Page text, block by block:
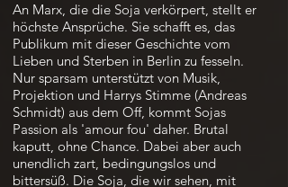
An Marx, die die Soja verkörpert, stellt er
höchste Ansprüche. Sie schafft es, das
Publikum mit dieser Geschichte vom
Lieben und Sterben in Berlin zu fesseln.
Nur sparsam unterstützt von Musik,
Projektion und Harrys Stimme (Andreas
Schmidt) aus dem Off, kommt Sojas
Passion als 'amour fou' daher. Brutal
kaputt, ohne Chance. Dabei aber auch
unendlich zart, bedingungslos und
bittersüß. Die Soja, die wir sehen, mit